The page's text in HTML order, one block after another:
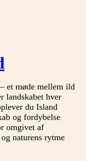
et møde mellem ild
landskabet hver
du Island
og fordybelse
omgivet af
naturens rytme